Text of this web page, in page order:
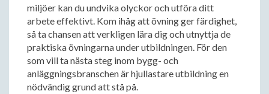
miljöer kan du undvika olyckor och utföra ditt
arbete effektivt. Kom ihåg att övning ger färdighet,
så ta chansen att verkligen lära dig och utnyttja de
praktiska övningarna under utbildningen. För den
som vill ta nästa steg inom bygg- och
anläggningsbranschen är hjullastare utbildning en
nödvändig grund att stå på.